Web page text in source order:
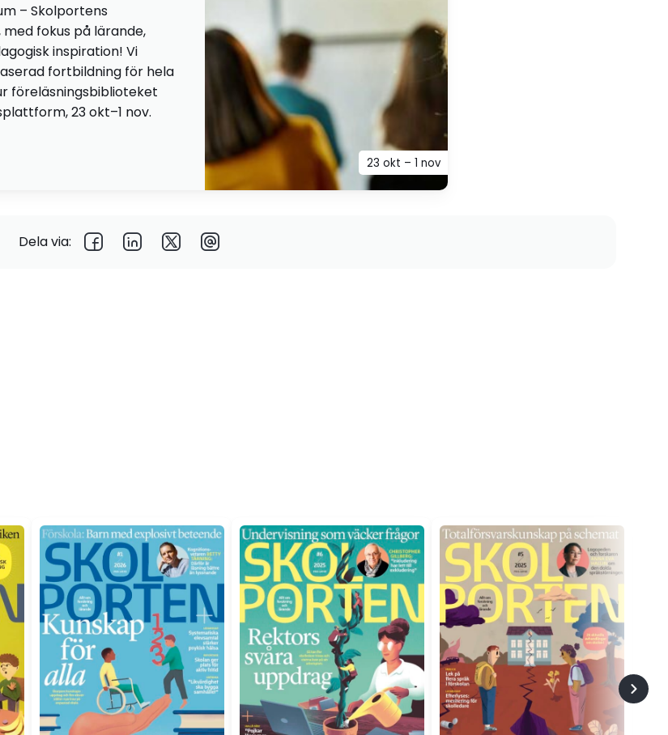
– Skolportens
fokus på lärande,
inspiration! Vi
fortbildning för hela
föreläsningsbiblioteket
23 okt–1 nov.
23 okt – 1 nov
Dela via: